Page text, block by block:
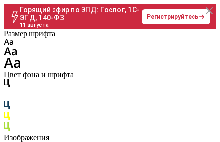
Горящий эфир по ЭПД: Гослог, 1С-
ЭПД, 140-ФЗ
11 августа
Регистрируйтесь
Размер шрифта
Цвет фона и шрифта
Изображения